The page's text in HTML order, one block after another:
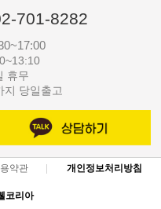
701-8282
휴무
지 당일출고
약관 개인정보처리방침
코리아